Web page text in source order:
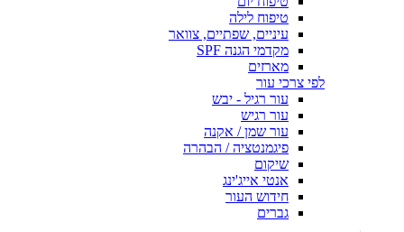
טיפוח לילה
עיניים, שפתיים, צוואר
מקדמי הגנה SPF
מארזים
לפי צרכי עור
עור רגיל - יבש
עור רגיש
עור שמן / אקנה
פיגמנטציה / הבהרה
שיקום
אנטי אייג'ינג
חידוש העור
גברים